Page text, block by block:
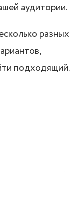
аудитории.
разных
подходящий.